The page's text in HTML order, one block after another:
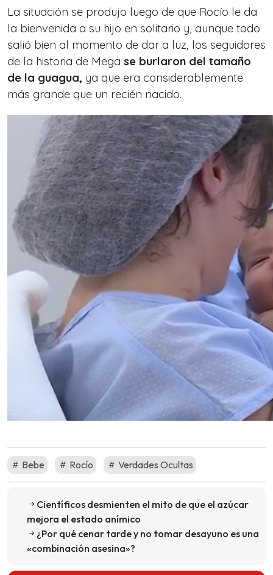
La situación se produjo luego de que Rocío le da
la bienvenida a su hijo en solitario y, aunque todo
salió bien al momento de dar a luz, los seguidores
de la historia de Mega se burlaron del tamaño
de la guagua, ya que era considerablemente
más grande que un recién nacido.
Bebe Rocío Verdades Ocultas
Científicos desmienten el mito de que el azúcar
mejora el estado anímico
¿Por qué cenar tarde y no tomar desayuno es una
«combinación asesina»?